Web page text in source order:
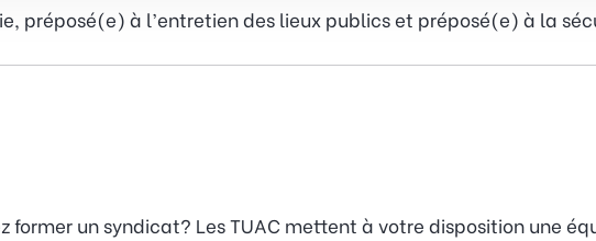
préposé(e) à l’entretien des lieux publics et préposé(e) à la
former un syndicat? Les TUAC mettent à votre disposition une